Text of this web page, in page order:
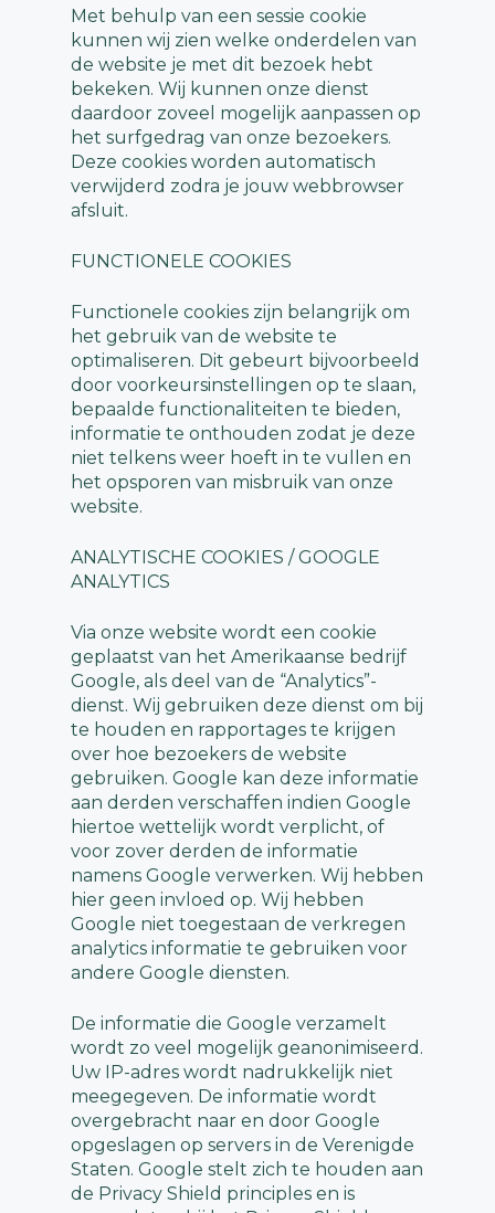
Met behulp van een sessie cookie
kunnen wij zien welke onderdelen van
de website je met dit bezoek hebt
bekeken. Wij kunnen onze dienst
daardoor zoveel mogelijk aanpassen op
het surfgedrag van onze bezoekers.
Deze cookies worden automatisch
verwijderd zodra je jouw webbrowser
afsluit.
FUNCTIONELE COOKIES
Functionele cookies zijn belangrijk om
het gebruik van de website te
optimaliseren. Dit gebeurt bijvoorbeeld
door voorkeursinstellingen op te slaan,
bepaalde functionaliteiten te bieden,
informatie te onthouden zodat je deze
niet telkens weer hoeft in te vullen en
het opsporen van misbruik van onze
website.
ANALYTISCHE COOKIES / GOOGLE
ANALYTICS
Via onze website wordt een cookie
geplaatst van het Amerikaanse bedrijf
Google, als deel van de “Analytics”-
dienst. Wij gebruiken deze dienst om bij
te houden en rapportages te krijgen
over hoe bezoekers de website
gebruiken. Google kan deze informatie
aan derden verschaffen indien Google
hiertoe wettelijk wordt verplicht, of
voor zover derden de informatie
namens Google verwerken. Wij hebben
hier geen invloed op. Wij hebben
Google niet toegestaan de verkregen
analytics informatie te gebruiken voor
andere Google diensten.
De informatie die Google verzamelt
wordt zo veel mogelijk geanonimiseerd.
Uw IP-adres wordt nadrukkelijk niet
meegegeven. De informatie wordt
overgebracht naar en door Google
opgeslagen op servers in de Verenigde
Staten. Google stelt zich te houden aan
de Privacy Shield principles en is